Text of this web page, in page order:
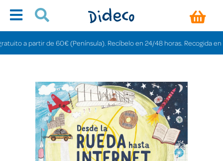
a partir de 60€ (Península). Recíbelo en 24/48 horas. Recogida en